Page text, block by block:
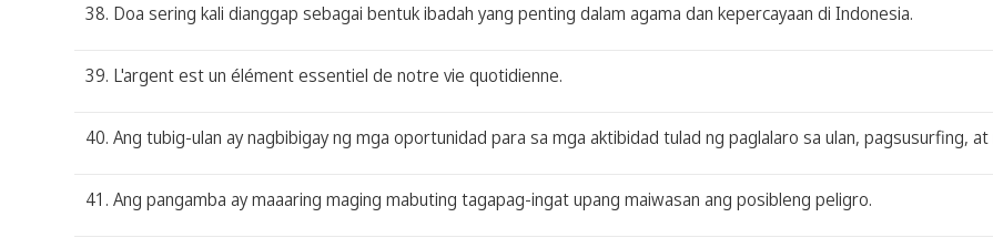
38. Doa sering kali dianggap sebagai bentuk ibadah yang penting dalam agama dan kepercayaan di Indonesia.
39. L'argent est un élément essentiel de notre vie quotidienne.
40. Ang tubig-ulan ay nagbibigay ng mga oportunidad para sa mga aktibidad tulad ng paglalaro sa ulan, pagsusurfing, at
41. Ang pangamba ay maaaring maging mabuting tagapag-ingat upang maiwasan ang posibleng peligro.